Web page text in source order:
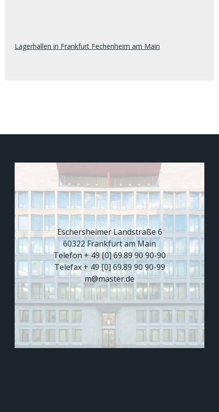
Lagerhallen in Frankfurt Fechenheim am Main
Eschersheimer Landstraße 6
60322 Frankfurt am Main
Telefon + 49 [0] 69.89 90 90-90
Telefax + 49 [0] 69.89 90 90-99
m@master.de